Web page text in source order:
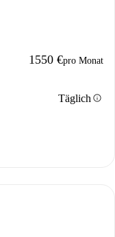
1550 €pro Monat
Täglichinfo